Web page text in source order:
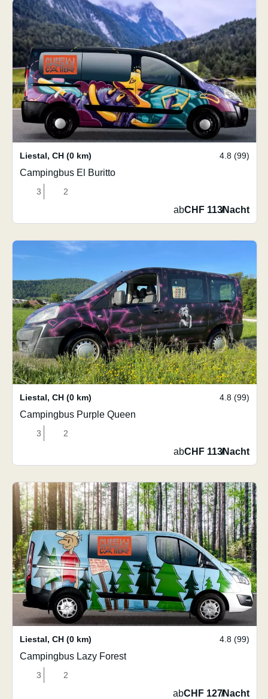
Liestal, CH (0 km) 4.8 (99)
Campingbus El Buritto
3 2
abCHF 113/Nacht
Liestal, CH (0 km) 4.8 (99)
Campingbus Purple Queen
3 2
abCHF 113/Nacht
Liestal, CH (0 km) 4.8 (99)
Campingbus Lazy Forest
3 2
abCHF 127/Nacht